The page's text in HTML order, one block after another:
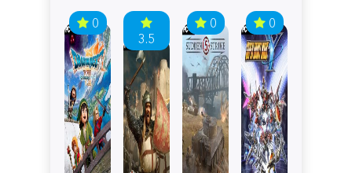
0
3.5
0 0